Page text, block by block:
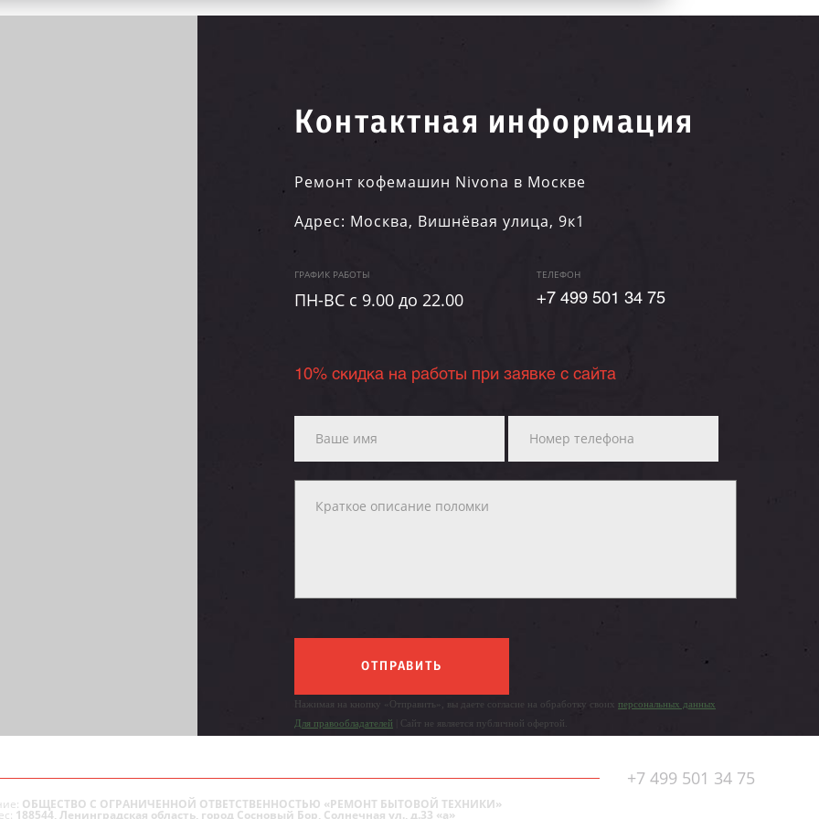
Контактная информация
Ремонт кофемашин Nivona в Москве
Адрес: Москва, Вишнёвая улица, 9к1
ГРАФИК РАБОТЫ
ПН-ВC c 9.00 до 22.00
ТЕЛЕФОН
+7 499 501 34 75
10% скидка на работы при заявке с сайта
ОТПРАВИТЬ
Нажимая на кнопку «Отправить», вы даете согласие на обработку своих персональных данных
Для правообладателей | Сайт не является публичной офертой.
+7 499 501 34 75
ОБЩЕСТВО С ОГРАНИЧЕННОЙ ОТВЕТСТВЕННОСТЬЮ «РЕМОНТ БЫТОВОЙ ТЕХНИКИ»
188544, Ленинградская область, город Сосновый Бор, Солнечная ул., д.33 «а»